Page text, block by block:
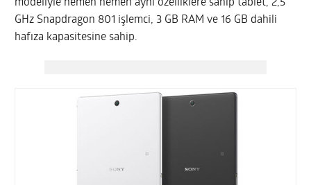
modeliyle hemen hemen aynı özelliklere sahip tablet, 2,5
GHz Snapdragon 801 işlemci, 3 GB RAM ve 16 GB dahili
hafıza kapasitesine sahip.